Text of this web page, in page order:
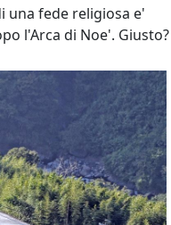
una fede religiosa e'
l'Arca di Noe'. Giusto?